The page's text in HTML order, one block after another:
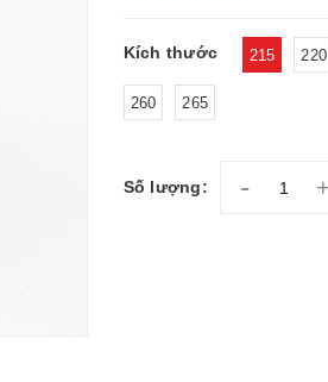
Kích thước 215 220
260 265
Số lượng: - +